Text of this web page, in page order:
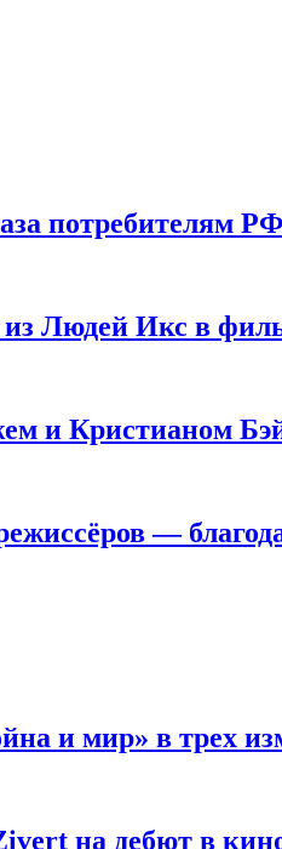
потребителям РФ
из Людей Икс в
и Кристианом
—
и мир» в трех
на дебют в